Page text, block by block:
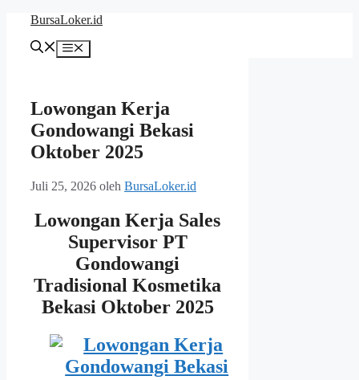
Langsung
BursaLoker.id
Menu
Lowongan Kerja
Gondowangi Bekasi
Oktober 2025
Juli 25, 2026 oleh BursaLoker.id
Lowongan Kerja Sales
Supervisor PT
Gondowangi
Tradisional Kosmetika
Bekasi Oktober 2025